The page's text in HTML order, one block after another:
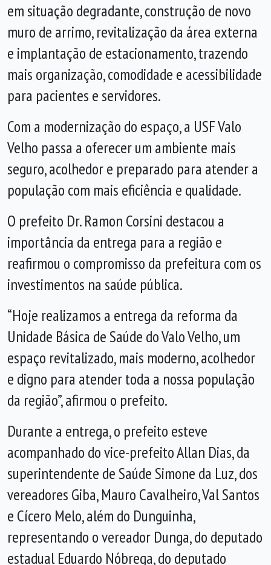
em situação degradante, construção de novo
muro de arrimo, revitalização da área externa
e implantação de estacionamento, trazendo
mais organização, comodidade e acessibilidade
para pacientes e servidores.
Com a modernização do espaço, a USF Valo
Velho passa a oferecer um ambiente mais
seguro, acolhedor e preparado para atender a
população com mais eficiência e qualidade.
O prefeito Dr. Ramon Corsini destacou a
importância da entrega para a região e
reafirmou o compromisso da prefeitura com os
investimentos na saúde pública.
“Hoje realizamos a entrega da reforma da
Unidade Básica de Saúde do Valo Velho, um
espaço revitalizado, mais moderno, acolhedor
e digno para atender toda a nossa população
da região”, afirmou o prefeito.
Durante a entrega, o prefeito esteve
acompanhado do vice-prefeito Allan Dias, da
superintendente de Saúde Simone da Luz, dos
vereadores Giba, Mauro Cavalheiro, Val Santos
e Cícero Melo, além do Dunguinha,
representando o vereador Dunga, do deputado
estadual Eduardo Nóbrega, do deputado